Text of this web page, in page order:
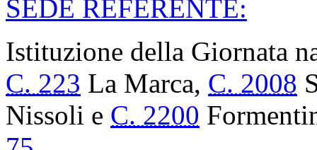
BOLLETTINO
DELLE GIUNTE E
PARLAMENTARI
Affari esteri e comunitari